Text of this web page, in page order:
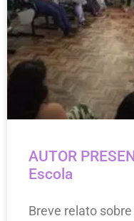
AUTOR
Escola
Breve relato